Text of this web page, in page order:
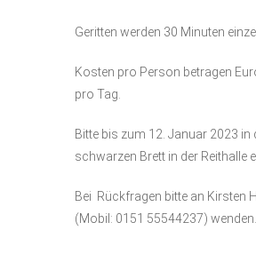
Geritten werden 30 Minuten
Kosten pro Person betragen
pro Tag.
Bitte bis zum 12. Januar 2023 in
schwarzen Brett in der Reithalle
Bei Rückfragen bitte an Kirsten
(Mobil: 0151 55544237) wenden.